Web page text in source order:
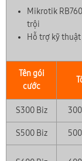
Mikrotik
trội
Hỗ trợ kỹ
Tên gói
cước
S300 Biz
S500 Biz